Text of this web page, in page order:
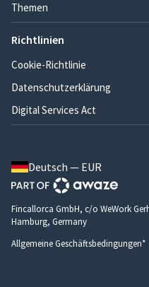
Themen
Richtlinien
Cookie-Richtlinie
Datenschutzerklärung
Digital Services Act
Deutsch — EUR
Fincallorca GmbH, c/o WeWork
Hamburg, Germany
Allgemeine Geschäftsbedingungen*